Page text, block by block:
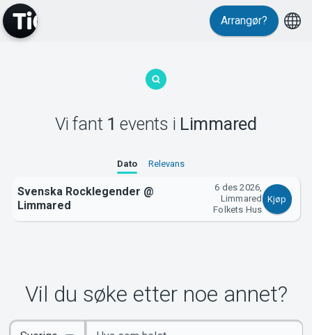
MyTickster
Arrangør?
Vi fant 1 events i Limmared
Dato Relevans
Svenska Rocklegender @
Limmared
6 des 2026,
Limmared
Folkets Hus
Kjøp
Vil du søke etter noe annet?
Angi
Select